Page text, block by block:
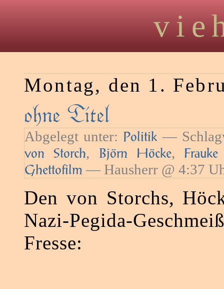
Montag, den 1.
ohne Titel
Abgelegt unter: Politik —
von Storch, Björn Höcke,
Ghettofilm — Hausherr @ 4:37
Den von Storchs,
Nazi-Pegida-
Fresse: